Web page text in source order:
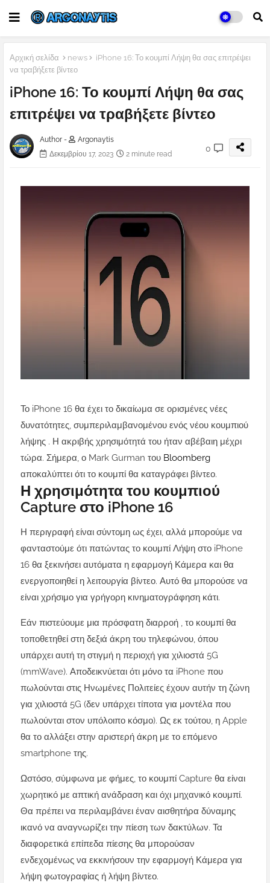
Αρχική σελίδα news
iPhone 16: Το κουμπί Λήψη θα σας επιτρέψει
να τραβήξετε βίντεο
iPhone 16: Το κουμπί Λήψη θα σας
επιτρέψει να τραβήξετε βίντεο
Author -
Argonaytis
Δεκεμβρίου 17, 2023
2 minute read
0
Το iPhone 16 θα έχει το δικαίωμα σε ορισμένες νέες
δυνατότητες, συμπεριλαμβανομένου ενός νέου κουμπιού
λήψης . Η ακριβής χρησιμότητά του ήταν αβέβαιη μέχρι
τώρα. Σήμερα, ο Mark Gurman του Bloomberg
αποκαλύπτει ότι το κουμπί θα καταγράφει βίντεο.
Η χρησιμότητα του κουμπιού
Capture στο iPhone 16
Η περιγραφή είναι σύντομη ως έχει, αλλά μπορούμε να
φανταστούμε ότι πατώντας το κουμπί Λήψη στο iPhone
16 θα ξεκινήσει αυτόματα η εφαρμογή Κάμερα και θα
ενεργοποιηθεί η λειτουργία βίντεο. Αυτό θα μπορούσε να
είναι χρήσιμο για γρήγορη κινηματογράφηση κάτι.
Εάν πιστεύουμε μια πρόσφατη διαρροή , το κουμπί θα
τοποθετηθεί στη δεξιά άκρη του τηλεφώνου, όπου
υπάρχει αυτή τη στιγμή η περιοχή για χιλιοστά 5G
(mmWave). Αποδεικνύεται ότι μόνο τα iPhone που
πωλούνται στις Ηνωμένες Πολιτείες έχουν αυτήν τη ζώνη
για χιλιοστά 5G (δεν υπάρχει τίποτα για μοντέλα που
πωλούνται στον υπόλοιπο κόσμο). Ως εκ τούτου, η Apple
θα το αλλάξει στην αριστερή άκρη με το επόμενο
smartphone της.
Ωστόσο, σύμφωνα με φήμες, το κουμπί Capture θα είναι
χωρητικό με απτική ανάδραση και όχι μηχανικό κουμπί.
Θα πρέπει να περιλαμβάνει έναν αισθητήρα δύναμης
ικανό να αναγνωρίζει την πίεση των δακτύλων. Τα
διαφορετικά επίπεδα πίεσης θα μπορούσαν
ενδεχομένως να εκκινήσουν την εφαρμογή Κάμερα για
λήψη φωτογραφίας ή λήψη βίντεο.